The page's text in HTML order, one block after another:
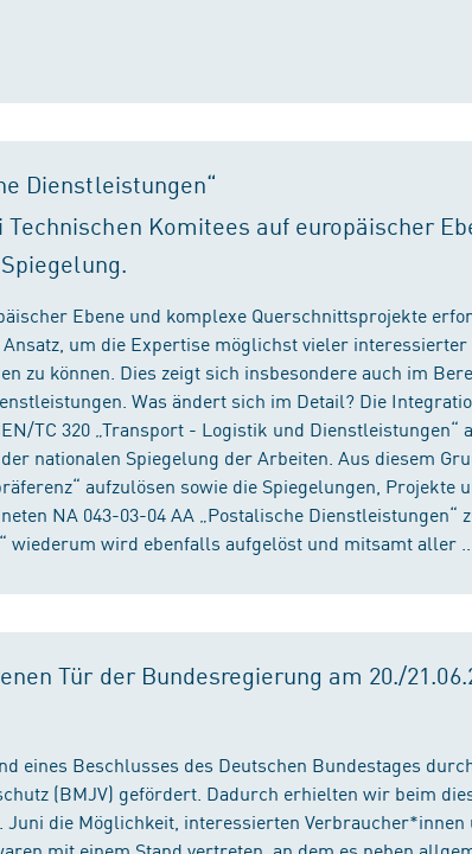
Dienstleistungen“
Komitees auf europäischer
Ebene und komplexe Querschnittsprojekte
um die Expertise möglichst vieler
zu können. Dies zeigt sich insbesondere auch im
Was ändert sich im Detail? Die
TC 320 „Transport - Logistik und Dienstleistungen“
nationalen Spiegelung der Arbeiten. Aus diesem
aufzulösen sowie die Spiegelungen, Projekte
NA 043-03-04 AA „Postalische Dienstleistungen“
wiederum wird ebenfalls aufgelöst und mitsamt aller ...
Tür der Bundesregierung am 20./
eines Beschlusses des Deutschen Bundestages
(BMJV) gefördert. Dadurch erhielten wir beim
die Möglichkeit, interessierten